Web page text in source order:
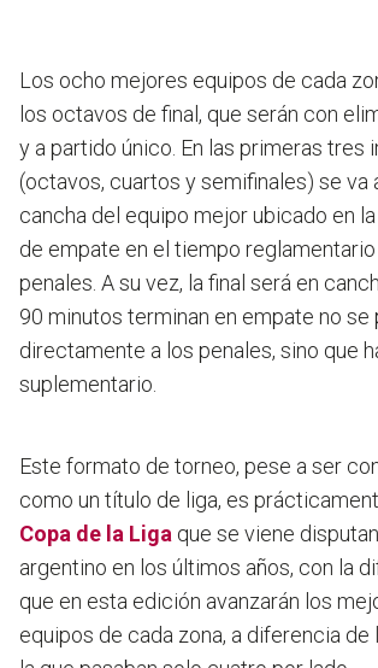
Los ocho mejores equipos de cada
los octavos de final, que serán con
y a partido único. En las primeras tres
(octavos, cuartos y semifinales) se va
cancha del equipo mejor ubicado en
de empate en el tiempo
penales. A su vez, la final será en
90 minutos terminan en empate no se
directamente a los penales, sino que
suplementario.
Este formato de torneo, pese a ser
como un título de liga, es
Copa de la Liga que se viene
argentino en los últimos años, con la
que en esta edición avanzarán los
equipos de cada zona, a diferencia de